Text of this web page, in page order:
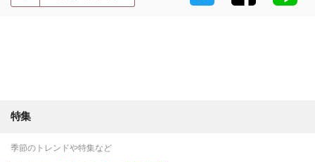
特集
季節のトレンドや特集など